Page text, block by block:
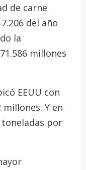
de carne
del año
la
millones
EEUU con
millones. Y en
por